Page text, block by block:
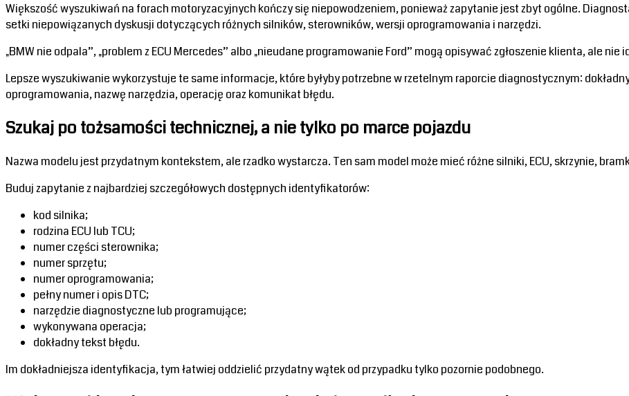
Większość wyszukiwań na forach motoryzacyjnych kończy się niepowodzeniem, ponieważ zapytanie jest zbyt ogólne.
setki niepowiązanych dyskusji dotyczących różnych silników, sterowników, wersji oprogramowania i narzędzi.
„BMW nie odpala”, „problem z ECU Mercedes” albo „nieudane programowanie Ford” mogą opisywać zgłoszenie klienta, ale
Lepsze wyszukiwanie wykorzystuje te same informacje, które byłyby potrzebne w rzetelnym raporcie diagnostycznym:
oprogramowania, nazwę narzędzia, operację oraz komunikat błędu.
Szukaj po tożsamości technicznej, a nie tylko po marce pojazdu
Nazwa modelu jest przydatnym kontekstem, ale rzadko wystarcza. Ten sam model może mieć różne silniki, ECU, skrzynie,
Buduj zapytanie z najbardziej szczegółowych dostępnych identyfikatorów:
kod silnika;
rodzina ECU lub TCU;
numer części sterownika;
numer sprzętu;
numer oprogramowania;
pełny numer i opis DTC;
narzędzie diagnostyczne lub programujące;
wykonywana operacja;
dokładny tekst błędu.
Im dokładniejsza identyfikacja, tym łatwiej oddzielić przydatny wątek od przypadku tylko pozornie podobnego.